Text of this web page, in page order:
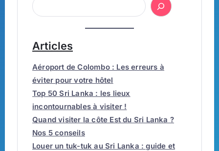
Articles
Aéroport de Colombo : Les erreurs à
éviter pour votre hôtel
Top 50 Sri Lanka : les lieux
incontournables à visiter !
Quand visiter la côte Est du Sri Lanka ?
Nos 5 conseils
Louer un tuk-tuk au Sri Lanka : guide et